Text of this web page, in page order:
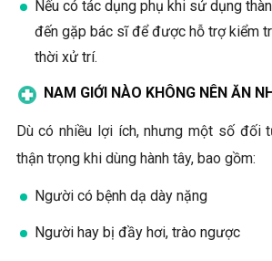
Nếu có tác dụng phụ khi sử dụng
đến gặp bác sĩ để được hỗ trợ kiểm
thời xử trí.
NAM GIỚI NÀO KHÔNG NÊN ĂN
Dù có nhiều lợi ích, nhưng một số đối
thận trọng khi dùng hành tây, bao gồm:
Người có bệnh dạ dày nặng
Người hay bị đầy hơi, trào ngược